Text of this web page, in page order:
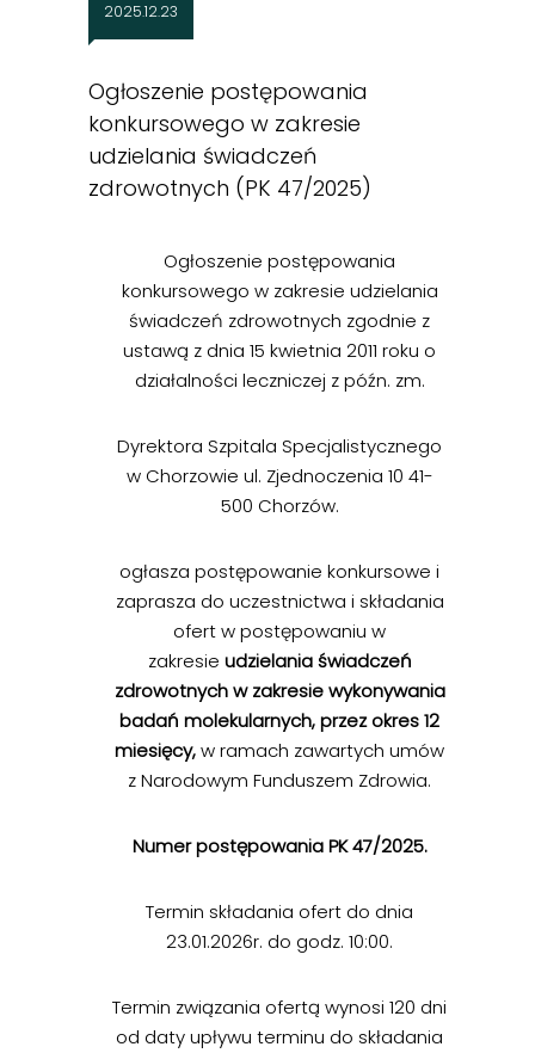
2025.12.23
Ogłoszenie postępowania
konkursowego w zakresie
udzielania świadczeń
zdrowotnych (PK 47/2025)
Ogłoszenie postępowania
konkursowego w zakresie udzielania
świadczeń zdrowotnych zgodnie z
ustawą z dnia 15 kwietnia 2011 roku o
działalności leczniczej z późn. zm.
Dyrektora Szpitala Specjalistycznego
w Chorzowie ul. Zjednoczenia 10 41-
500 Chorzów.
ogłasza postępowanie konkursowe i
zaprasza do uczestnictwa i składania
ofert w postępowaniu w
zakresie udzielania świadczeń
zdrowotnych w zakresie wykonywania
badań molekularnych, przez okres 12
miesięcy,w ramach zawartych umów
z Narodowym Funduszem Zdrowia.
Numer postępowania PK 47/2025.
Termin składania ofert do dnia
23.01.2026r. do godz. 10:00.
Termin związania ofertą wynosi 120 dni
od daty upływu terminu do składania